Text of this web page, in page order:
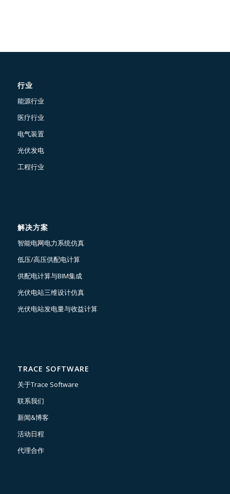
行业
能源行业
医疗行业
电气装置
光伏发电
工程行业
解决方案
智能电网电力系统仿真
低压/高压供配电计算
供配电计算与BIM集成
光伏电站三维设计仿真
光伏电站发电量与收益计算
TRACE SOFTWARE
关于Trace Software
联系我们
新闻&博客
活动日程
代理合作